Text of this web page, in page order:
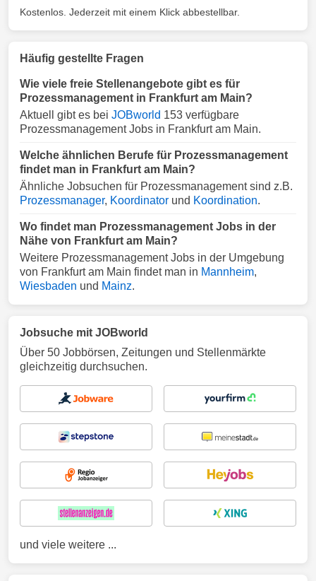
Kostenlos. Jederzeit mit einem Klick abbestellbar.
Häufig gestellte Fragen
Wie viele freie Stellenangebote gibt es für
Prozessmanagement in Frankfurt am Main?
Aktuell gibt es bei JOBworld 153 verfügbare
Prozessmanagement Jobs in Frankfurt am Main.
Welche ähnlichen Berufe für Prozessmanagement
findet man in Frankfurt am Main?
Ähnliche Jobsuchen für Prozessmanagement sind z.B.
Prozessmanager, Koordinator und Koordination.
Wo findet man Prozessmanagement Jobs in der
Nähe von Frankfurt am Main?
Weitere Prozessmanagement Jobs in der Umgebung
von Frankfurt am Main findet man in Mannheim,
Wiesbaden und Mainz.
Jobsuche mit JOBworld
Über 50 Jobbörsen, Zeitungen und Stellenmärkte
gleichzeitig durchsuchen.
und viele weitere ...